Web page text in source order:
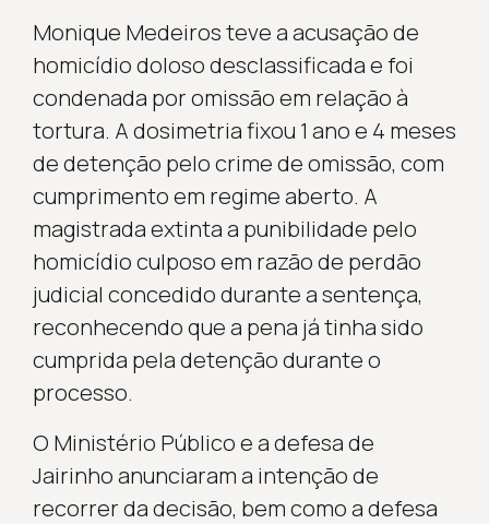
Monique Medeiros teve a acusação de
homicídio doloso desclassificada e foi
condenada por omissão em relação à
tortura. A dosimetria fixou 1 ano e 4 meses
de detenção pelo crime de omissão, com
cumprimento em regime aberto. A
magistrada extinta a punibilidade pelo
homicídio culposo em razão de perdão
judicial concedido durante a sentença,
reconhecendo que a pena já tinha sido
cumprida pela detenção durante o
processo.
O Ministério Público e a defesa de
Jairinho anunciaram a intenção de
recorrer da decisão, bem como a defesa